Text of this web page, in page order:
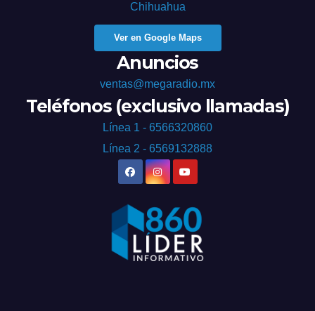
Chihuahua
Ver en Google Maps
Anuncios
ventas@megaradio.mx
Teléfonos (exclusivo llamadas)
Línea 1 - 6566320860
Línea 2 - 6569132888